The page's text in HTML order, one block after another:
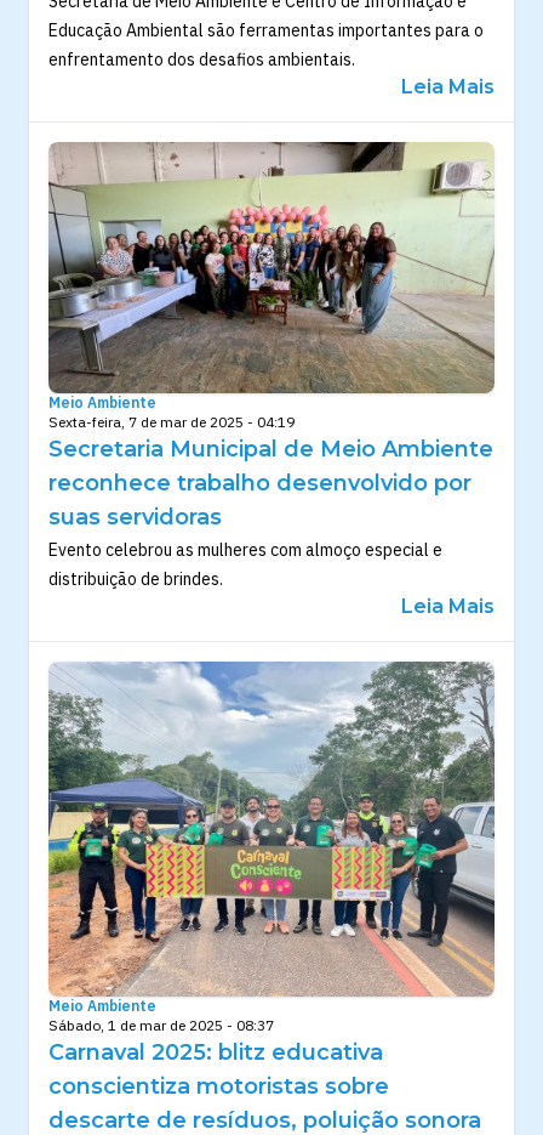
Educação Ambiental são ferramentas importantes para o
enfrentamento dos desafios ambientais.
Leia Mais
Meio Ambiente
Sexta-feira, 7 de mar de 2025 - 04:19
Secretaria Municipal de Meio Ambiente
reconhece trabalho desenvolvido por
suas servidoras
Evento celebrou as mulheres com almoço especial e
distribuição de brindes.
Leia Mais
Meio Ambiente
Sábado, 1 de mar de 2025 - 08:37
Carnaval 2025: blitz educativa
conscientiza motoristas sobre
descarte de resíduos, poluição sonora